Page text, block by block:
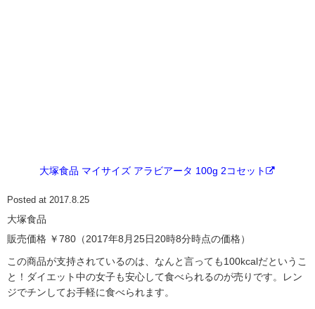
大塚食品 マイサイズ アラビアータ 100g 2コセット
Posted at 2017.8.25
大塚食品
販売価格 ￥780（2017年8月25日20時8分時点の価格）
この商品が支持されているのは、なんと言っても100kcalだというこ
と！ダイエット中の女子も安心して食べられるのが売りです。レン
ジでチンしてお手軽に食べられます。